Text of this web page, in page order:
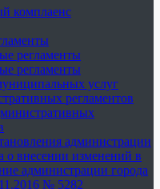
комплаенс
регламенты
регламенты
услуг
регламентов
администрации
о внесении изменений в
администрации города
№ 5282